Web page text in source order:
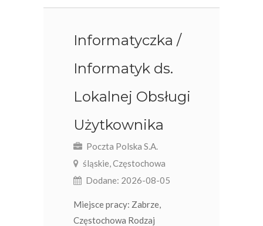
Informatyczka /
Informatyk ds.
Lokalnej Obsługi
Użytkownika
Poczta Polska S.A.
śląskie, Częstochowa
Dodane: 2026-08-05
Miejsce pracy: Zabrze,
Częstochowa Rodzaj